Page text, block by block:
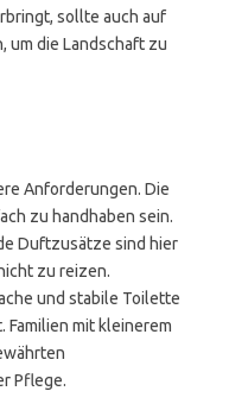
sollte auch auf
die Landschaft zu
Anforderungen. Die
zu handhaben sein.
Duftzusätze sind hier
zu reizen.
und stabile Toilette
mit kleinerem
Pflege.